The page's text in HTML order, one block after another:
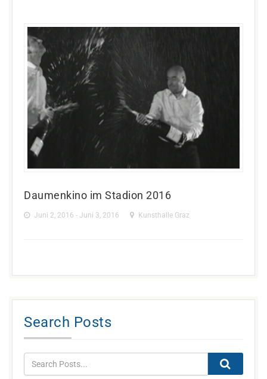
Daumenkino im Stadion 2016
Juni 2, 2016 - Juni 3, 2016 Kunsthalle Graz
Search Posts